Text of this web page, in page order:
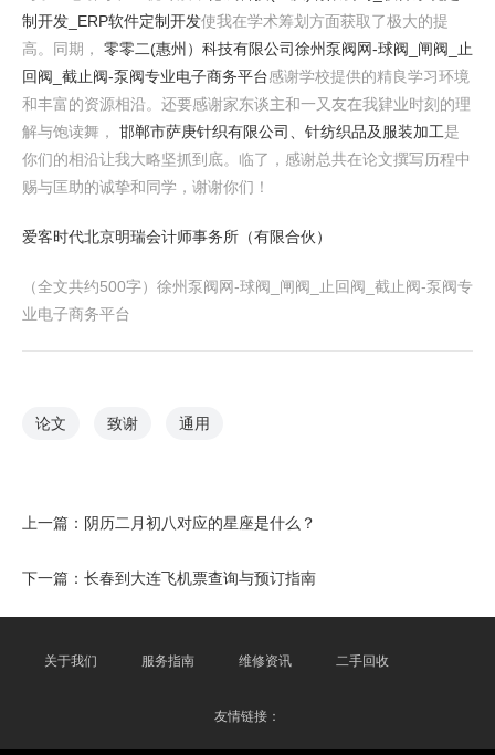
制开发_ERP软件定制开发使我在学术筹划方面获取了极大的提
高。同期， 零零二(惠州）科技有限公司徐州泵阀网-球阀_闸阀_止
回阀_截止阀-泵阀专业电子商务平台感谢学校提供的精良学习环境
和丰富的资源相沿。还要感谢家东谈主和一又友在我肄业时刻的理
解与饱读舞， 邯郸市萨庚针织有限公司、针纺织品及服装加工是
你们的相沿让我大略坚抓到底。临了，感谢总共在论文撰写历程中
赐与匡助的诚挚和同学，谢谢你们！
爱客时代北京明瑞会计师事务所（有限合伙）
（全文共约500字）徐州泵阀网-球阀_闸阀_止回阀_截止阀-泵阀专
业电子商务平台
论文 致谢 通用
上一篇： 阴历二月初八对应的星座是什么？
下一篇： 长春到大连飞机票查询与预订指南
关于我们 服务指南 维修资讯 二手回收
友情链接：